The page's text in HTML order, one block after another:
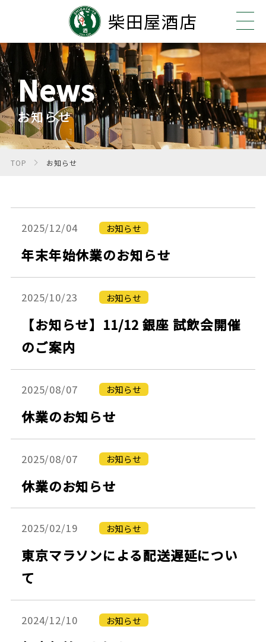
柴田屋酒店
News
お知らせ
TOP お知らせ
2025/12/04 お知らせ
年末年始休業のお知らせ
2025/10/23 お知らせ
【お知らせ】11/12 銀座 試飲会開催
のご案内
2025/08/07 お知らせ
休業のお知らせ
2025/08/07 お知らせ
休業のお知らせ
2025/02/19 お知らせ
東京マラソンによる配送遅延につい
て
2024/12/10 お知らせ